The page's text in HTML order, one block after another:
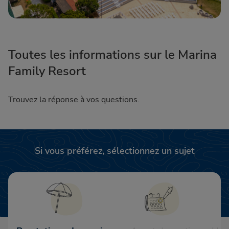
Toutes les informations sur le Marina
Family Resort
Trouvez la réponse à vos questions.
Si vous préférez, sélectionnez un sujet